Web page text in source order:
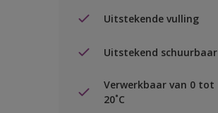
Uitstekende vulling
Uitstekend schuurbaar
Verwerkbaar van 0 tot
20˚C